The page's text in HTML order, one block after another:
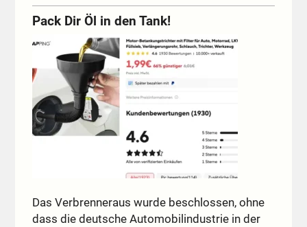
Pack Dir Öl in den Tank!
Das Verbrenneraus wurde beschlossen, ohne
dass die deutsche Automobilindustrie in der